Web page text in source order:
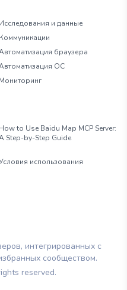
Исследования и данные
Коммуникации
браузера
ОС
Мониторинг
How to Use Baidu Map MCP Server:
Step-by-Step Guide
использования
интегрированных с
сообществом.
reserved.